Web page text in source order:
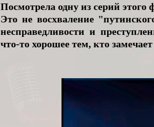
Посмотрела одну из серий
Это не восхваление
несправедливости и
что-то хорошее тем, кто